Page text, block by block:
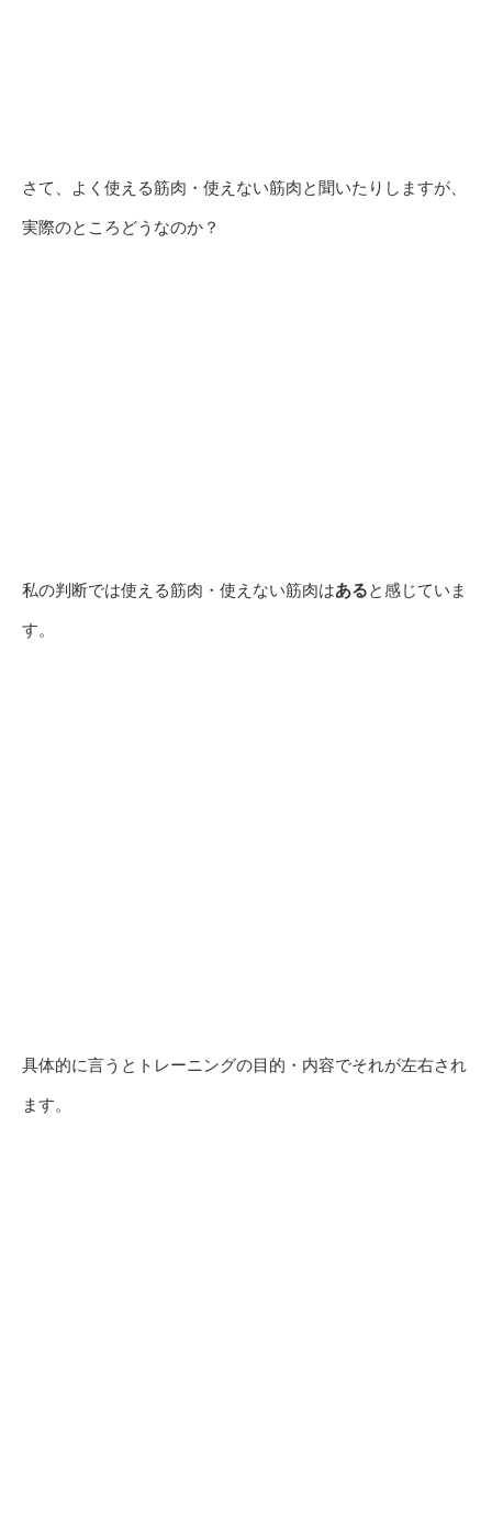
さて、よく使える筋肉・使えない筋肉と聞いたりしますが、
実際のところどうなのか？
私の判断では使える筋肉・使えない筋肉はあると感じていま
す。
具体的に言うとトレーニングの目的・内容でそれが左右され
ます。